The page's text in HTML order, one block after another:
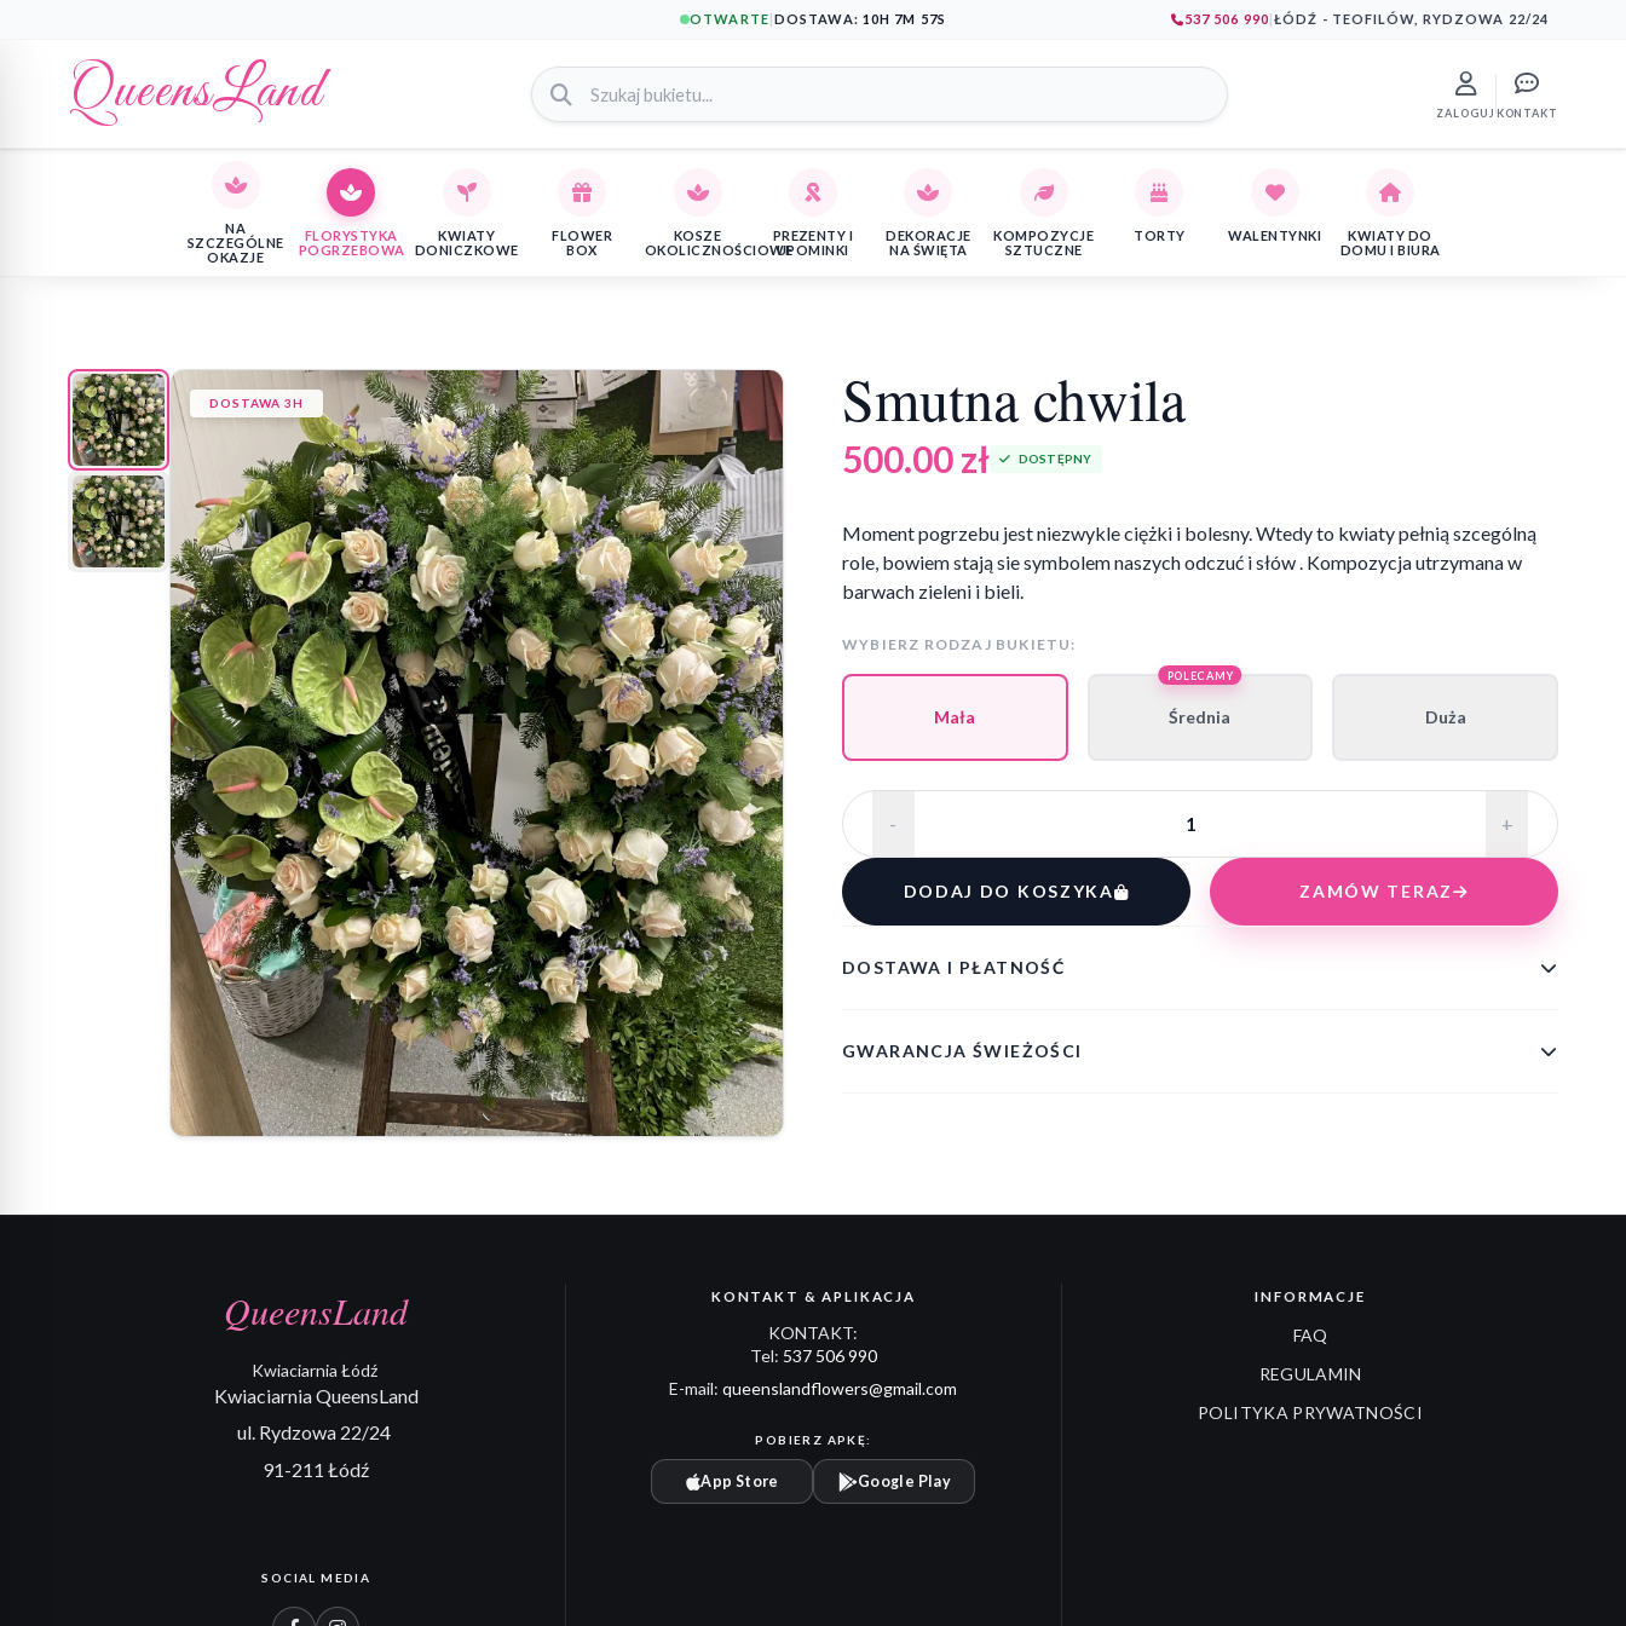
OTWARTE|DOSTAWA: 10H 7M 57S 537 506 990|ŁÓDŹ - TEOFILÓW, RYDZOWA 22/24
QueensLand ZALOGUJ KONTAKT
NA
SZCZEGÓLNE
OKAZJE
FLORYSTYKA
POGRZEBOWA
KWIATY
DONICZKOWE
FLOWER
BOX
KOSZE
OKOLICZNOŚCIOWE
PREZENTY I
UPOMINKI
DEKORACJE
NA ŚWIĘTA
KOMPOZYCJE
SZTUCZNE
TORTY WALENTYNKI
KWIATY DO
DOMU I BIURA
DOSTAWA 3H Smutna chwila
500.00zł DOSTĘPNY
Moment pogrzebu jest niezwykle ciężki i bolesny. Wtedy to kwiaty pełnią szcególną
role, bowiem stają sie symbolem naszych odczuć i słów . Kompozycja utrzymana w
barwach zieleni i bieli.
WYBIERZ RODZAJ BUKIETU:
Mała
POLECAMY
Średnia Duża
- +
DODAJ DO KOSZYKA ZAMÓW TERAZ
DOSTAWA I PŁATNOŚĆ
GWARANCJA ŚWIEŻOŚCI
QueensLand
Kwiaciarnia Łódź
Kwiaciarnia QueensLand
ul. Rydzowa 22/24
91-211 Łódź
SOCIAL MEDIA
KONTAKT & APLIKACJA
KONTAKT:
Tel: 537 506 990
E-mail:queenslandflowers@gmail.com
POBIERZ APKĘ:
App Store Google Play
INFORMACJE
FAQ
REGULAMIN
POLITYKA PRYWATNOŚCI